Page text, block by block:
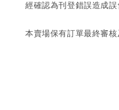
經確認為刊登錯誤造成誤
本賣場保有訂單最終審